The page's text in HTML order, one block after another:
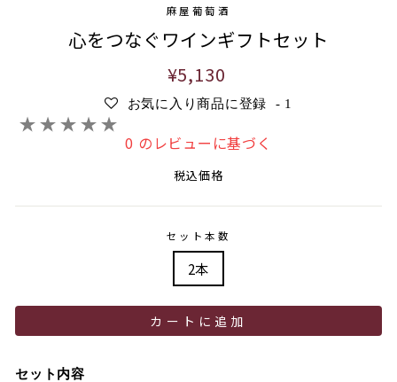
麻屋葡萄酒
心をつなぐワインギフトセット
通
価
¥5,130
お気に入り商品に登録 - 1
0 のレビューに基づく
税込価格
セット本数
2本
カートに追加
セット内容